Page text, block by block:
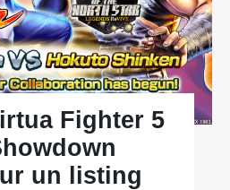
Fighter 5
un listing